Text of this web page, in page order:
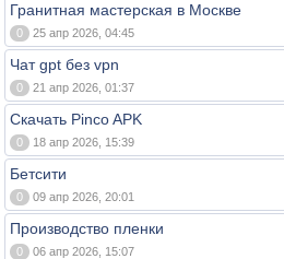
Гранитная мастерская в Москве
0 25 апр 2026, 04:45
Чат gpt без vpn
0 21 апр 2026, 01:37
Скачать Pinco APK
0 18 апр 2026, 15:39
Бетсити
0 09 апр 2026, 20:01
Производство пленки
0 06 апр 2026, 15:07